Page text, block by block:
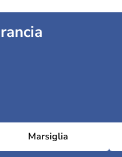
Marsiglia